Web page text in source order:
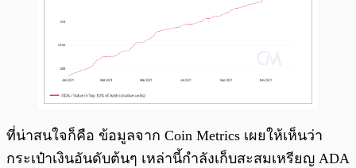
ที่น่าสนใจก็คือ ข้อมูลจาก Coin Metrics เผยให้เห็นว่า
กระเป๋าเงินอันดับต้นๆ เหล่านี้กำลังเก็บสะสมเหรียญ ADA